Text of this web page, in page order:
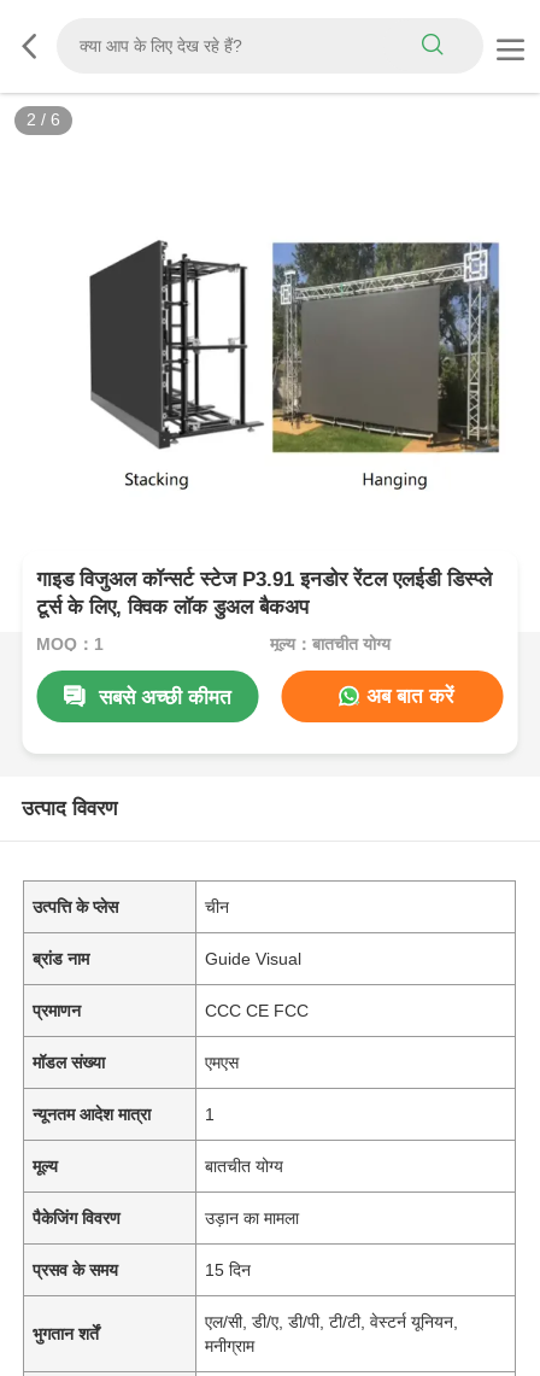
2 / 6
गाइड विजुअल कॉन्सर्ट स्टेज P3.91 इनडोर रेंटल एलईडी डिस्प्ले
टूर्स के लिए, क्विक लॉक डुअल बैकअप
MOQ：1 मूल्य：बातचीत योग्य
सबसे अच्छी कीमत अब बात करें
उत्पाद विवरण
उत्पत्ति के प्लेस चीन
ब्रांड नाम Guide Visual
प्रमाणन CCC CE FCC
मॉडल संख्या एमएस
न्यूनतम आदेश मात्रा 1
मूल्य बातचीत योग्य
पैकेजिंग विवरण उड़ान का मामला
प्रसव के समय 15 दिन
भुगतान शर्तें
एल/सी, डी/ए, डी/पी, टी/टी, वेस्टर्न यूनियन,
मनीग्राम